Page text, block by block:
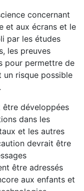
concernant
et aux écrans et le
par les études
les preuves
pour permettre de
un risque possible
être développées
dans les
et les autres
devrait être
être adressés
aux enfants et